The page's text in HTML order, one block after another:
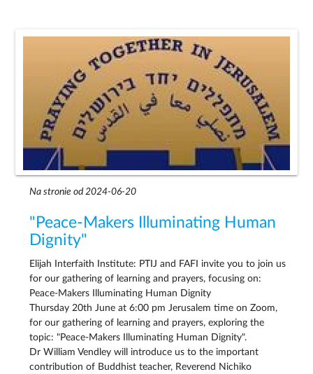
Na stronie od 2024-06-20
"Peace-Makers Illuminating Human
Dignity"
Elijah Interfaith Institute: PTIJ and FAFI invite you to join us
for our gathering of learning and prayers, focusing on:
Peace-Makers Illuminating Human Dignity
Thursday 20th June at 6:00 pm Jerusalem time on Zoom,
for our gathering of learning and prayers, exploring the
topic: "Peace-Makers Illuminating Human Dignity".
Dr William Vendley will introduce us to the important
contribution of Buddhist teacher, Reverend Nichiko